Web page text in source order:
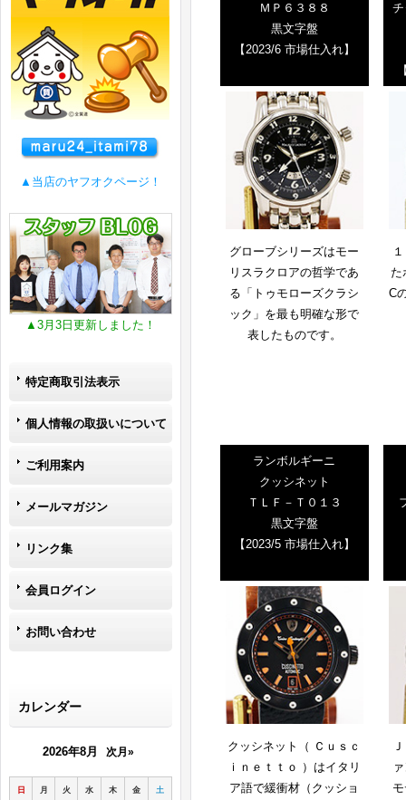
▲当店のヤフオクページ！
▲3月3日更新しました！
特定商取引法表示
個人情報の取扱いについて
ご利用案内
メールマガジン
リンク集
会員ログイン
お問い合わせ
カレンダー
2026年8月 次月»
日 月 火 水 木 金 土
ＭＰ６３８８
黒文字盤
【2023/6 市場仕入れ】
グローブシリーズはモー
リスラクロアの哲学であ
る「トゥモローズクラシ
ック」を最も明確な形で
表したものです。
た
C
ランボルギーニ
クッシネット
ＴＬＦ－Ｔ０１３
黒文字盤
【2023/5 市場仕入れ】
クッシネット（ Ｃｕｓｃ
ｉｎｅｔｔｏ ）はイタリ
ア語で緩衝材（クッショ